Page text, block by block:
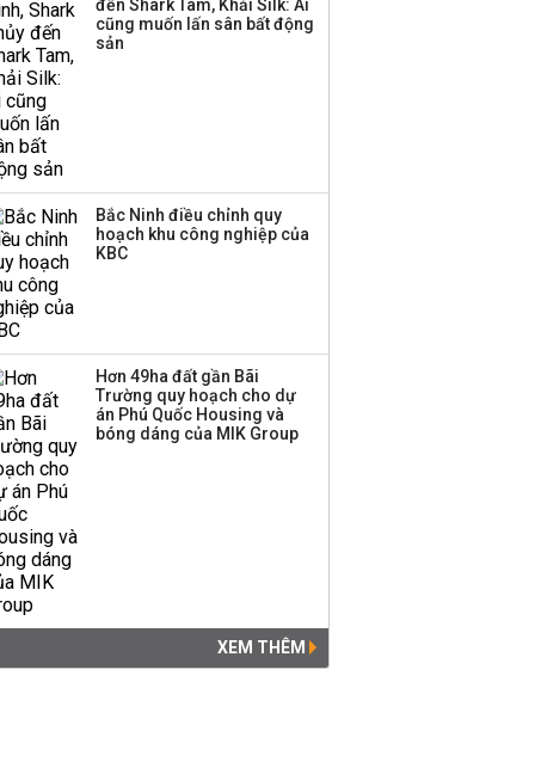
đến Shark Tam, Khải Silk: Ai
cũng muốn lấn sân bất động
sản
Bắc Ninh điều chỉnh quy
hoạch khu công nghiệp của
KBC
Hơn 49ha đất gần Bãi
Trường quy hoạch cho dự
án Phú Quốc Housing và
bóng dáng của MIK Group
XEM THÊM